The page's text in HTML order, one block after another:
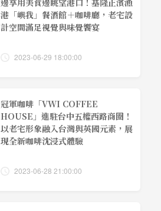
邊享用美食邊眺望港口！基隆正濱漁
港「嶼我」餐酒館＋咖啡廳，老宅設
計空間滿足視覺與味覺饗宴
2023-06-29 18:00:00
冠軍咖啡「VWI COFFEE
HOUSE」進駐台中五權西路商圈！
以老宅形象融入台灣與英國元素，展
現全新咖啡沈浸式體驗
2023-06-28 21:00:00